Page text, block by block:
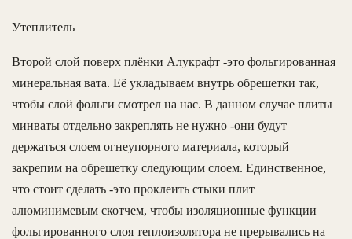
Утеплитель
Второй слой поверх плёнки Алукрафт -это фольгированная
минеральная вата. Её укладываем внутрь обрешетки так,
чтобы слой фольги смотрел на нас. В данном случае плиты
минваты отдельно закреплять не нужно -они будут
держаться слоем огнеупорного материала, который
закрепим на обрешетку следующим слоем. Единственное,
что стоит сделать -это проклеить стыки плит
алюминимевым скотчем, чтобы изоляционные функции
фольгированного слоя теплоизолятора не прерывались на